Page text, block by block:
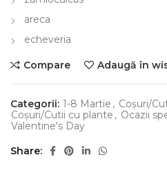
areca
echeveria
Compare Adaugă în
Categorii: 1-8 Martie , Coșuri/
Coșuri/Cutii cu plante , Ocazii
Valentine's Day
Share